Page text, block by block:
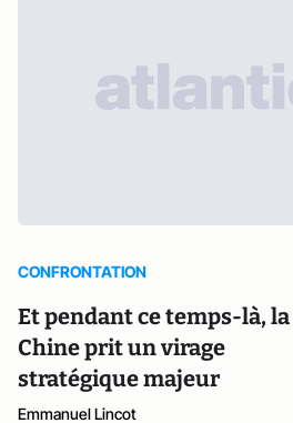
CONFRONTATION
Et pendant ce temps-là, la
Chine prit un virage
stratégique majeur
Emmanuel Lincot